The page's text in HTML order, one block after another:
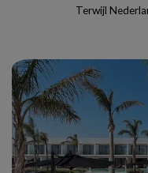
Terwijl